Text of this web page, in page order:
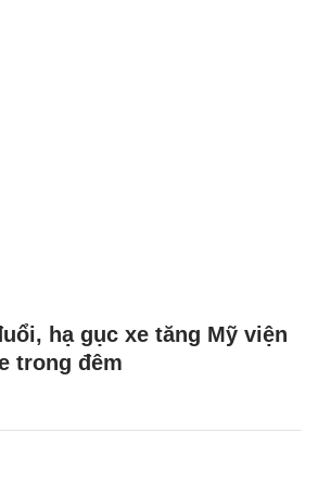
hạ gục xe tăng Mỹ viện
trong đêm